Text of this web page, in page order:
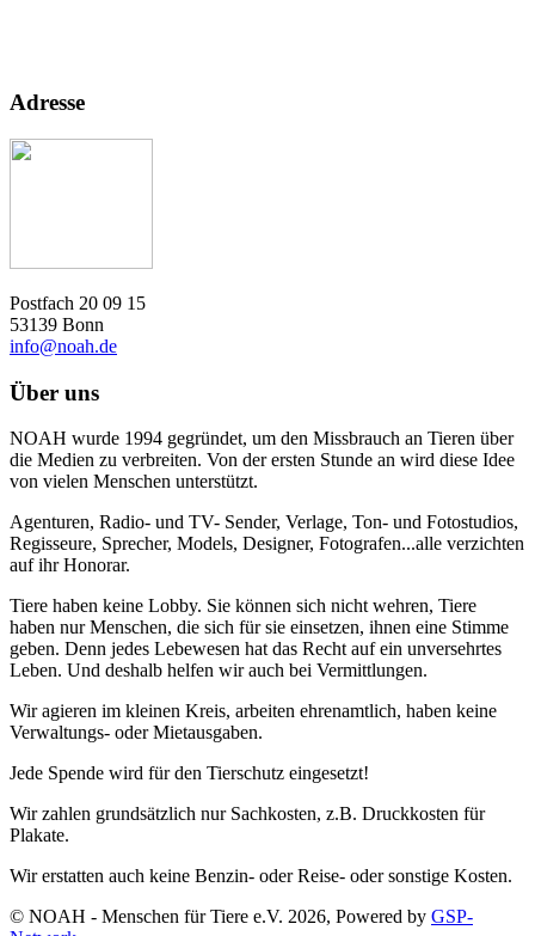
Adresse
Postfach 20 09 15
53139 Bonn
info@noah.de
Über uns
NOAH wurde 1994 gegründet, um den Missbrauch an Tieren über
die Medien zu verbreiten. Von der ersten Stunde an wird diese Idee
von vielen Menschen unterstützt.
Agenturen, Radio- und TV- Sender, Verlage, Ton- und Fotostudios,
Regisseure, Sprecher, Models, Designer, Fotografen...alle verzichten
auf ihr Honorar.
Tiere haben keine Lobby. Sie können sich nicht wehren, Tiere
haben nur Menschen, die sich für sie einsetzen, ihnen eine Stimme
geben. Denn jedes Lebewesen hat das Recht auf ein unversehrtes
Leben. Und deshalb helfen wir auch bei Vermittlungen.
Wir agieren im kleinen Kreis, arbeiten ehrenamtlich, haben keine
Verwaltungs- oder Mietausgaben.
Jede Spende wird für den Tierschutz eingesetzt!
Wir zahlen grundsätzlich nur Sachkosten, z.B. Druckkosten für
Plakate.
Wir erstatten auch keine Benzin- oder Reise- oder sonstige Kosten.
© NOAH - Menschen für Tiere e.V. 2026, Powered by GSP-